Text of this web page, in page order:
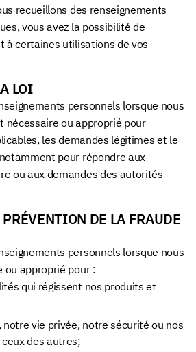
recueillons des renseignements
vous avez la possibilité de
à certaines utilisations de vos
LOI
personnels lorsque nous
nécessaire ou approprié pour
les demandes légitimes et le
pour répondre aux
ou aux demandes des autorités
DE LA FRAUDE
personnels lorsque nous
ou approprié pour :
qui régissent nos produits et
vie privée, notre sécurité ou nos
des autres;